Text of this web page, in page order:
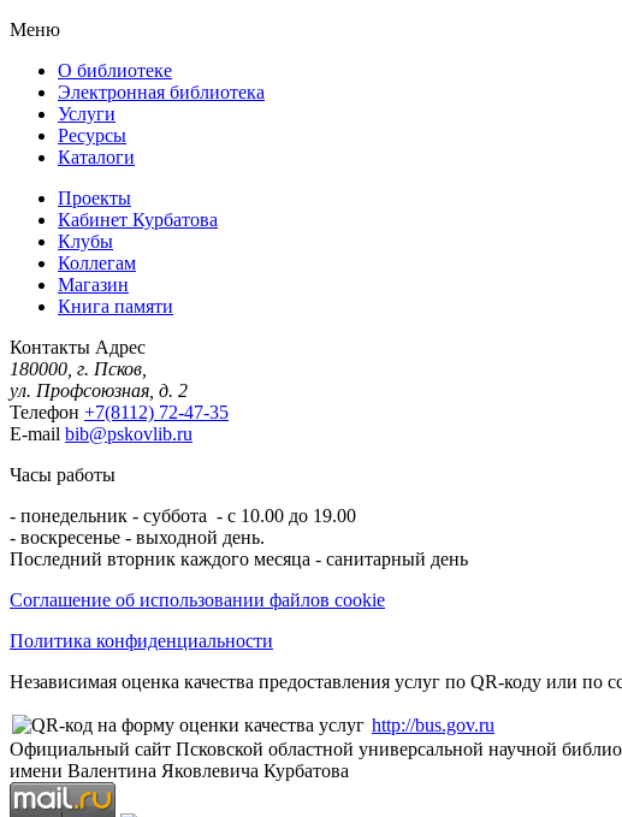
Меню
О библиотеке
Электронная библиотека
Услуги
Ресурсы
Каталоги
Проекты
Кабинет Курбатова
Клубы
Коллегам
Магазин
Книга памяти
Контакты Адрес
180000, г. Псков,
ул. Профсоюзная, д. 2
Телефон +7(8112) 72-47-35
E-mail bib@pskovlib.ru
Часы работы
- понедельник - суббота - с 10.00 до 19.00
- воскресенье - выходной день.
Последний вторник каждого месяца - санитарный день
Соглашение об использовании файлов cookie
Политика конфиденциальности
Независимая оценка качества предоставления услуг по QR-коду или по
http://bus.gov.ru
Официальный сайт Псковской областной универсальной научной
имени Валентина Яковлевича Курбатова